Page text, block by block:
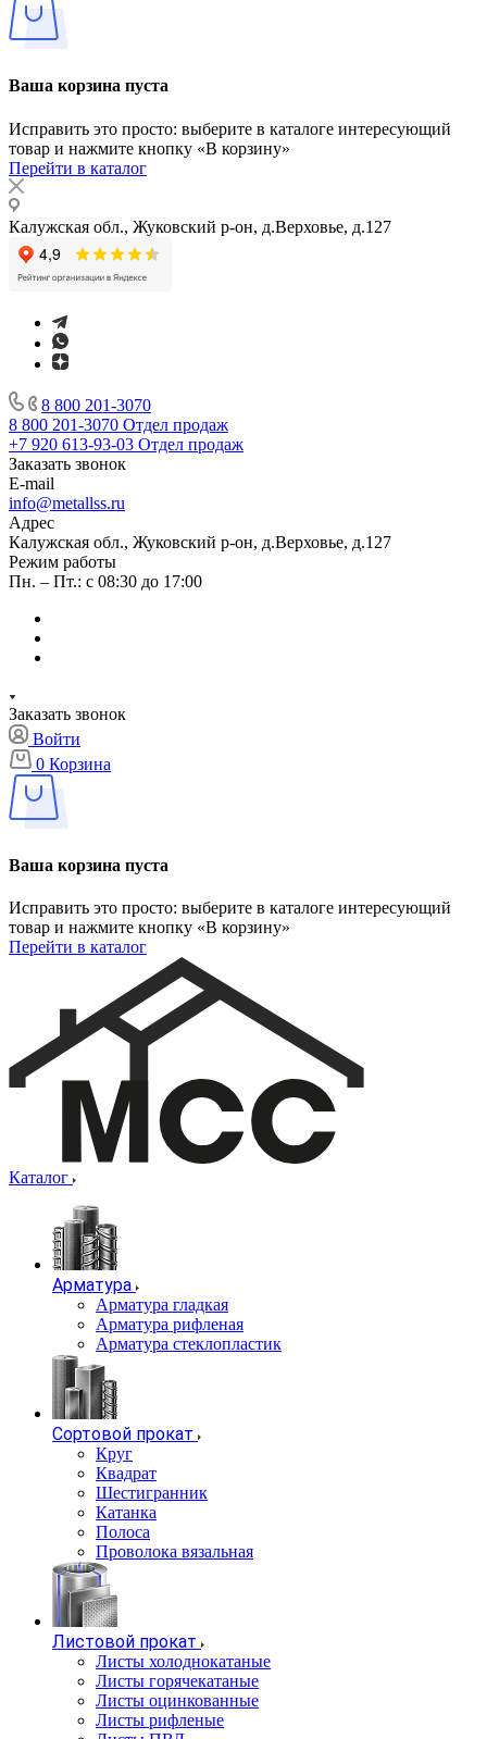
Ваша корзина пуста
Исправить это просто: выберите в каталоге интересующий
товар и нажмите кнопку «В корзину»
Перейти в каталог
Калужская обл., Жуковский р-он, д.Верховье, д.127
8 800 201-3070
8 800 201-3070 Отдел продаж
+7 920 613-93-03 Отдел продаж
Заказать звонок
E-mail
info@metallss.ru
Адрес
Калужская обл., Жуковский р-он, д.Верховье, д.127
Режим работы
Пн. – Пт.: с 08:30 до 17:00
Заказать звонок
Войти
0 Корзина
Ваша корзина пуста
Исправить это просто: выберите в каталоге интересующий
товар и нажмите кнопку «В корзину»
Перейти в каталог
Каталог
Арматура
Арматура гладкая
Арматура рифленая
Арматура стеклопластик
Сортовой прокат
Круг
Квадрат
Шестигранник
Катанка
Полоса
Проволока вязальная
Листовой прокат
Листы холоднокатаные
Листы горячекатаные
Листы оцинкованные
Листы рифленые